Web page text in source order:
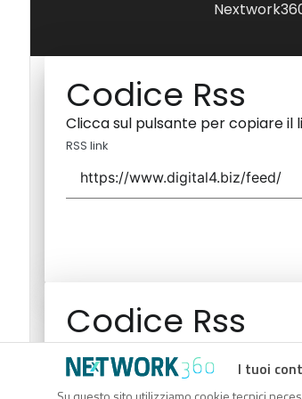
I tuoi
Codice Rss
Clicca sul pulsante per copiare il
RSS link
Codice Rss
Clicca sul pulsante per copiare il
RSS link